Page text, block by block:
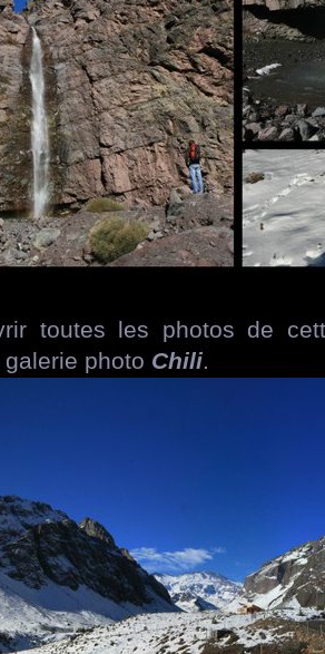
toutes les photos de
photo Chili.